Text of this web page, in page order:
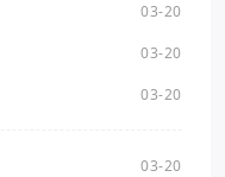
03-20
03-20
03-20
03-20